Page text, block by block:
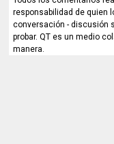
responsabilidad de quien
conversación - discusión
probar. QT es un medio
manera.